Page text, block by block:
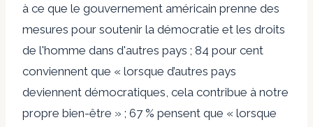
à ce que le gouvernement américain prenne des
mesures pour soutenir la démocratie et les droits
de l'homme dans d'autres pays ; 84 pour cent
conviennent que « lorsque d’autres pays
deviennent démocratiques, cela contribue à notre
propre bien-être » ; 67 % pensent que « lorsque